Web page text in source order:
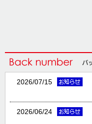
2026/07/15
2026/06/24